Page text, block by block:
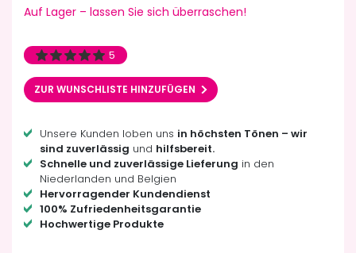
Auf Lager – lassen Sie sich überraschen!
5
ZUR WUNSCHLISTE HINZUFÜGEN
Unsere Kunden loben uns in höchsten Tönen – wir
sind zuverlässig und hilfsbereit.
Schnelle und zuverlässige Lieferung in den
Niederlanden und Belgien
Hervorragender Kundendienst
100% Zufriedenheitsgarantie
Hochwertige Produkte